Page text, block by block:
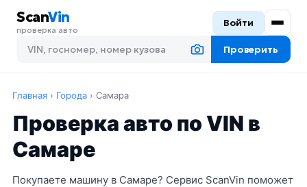
ScanVin
проверка авто
Проверить
Войти
Главная › Города › Самара
Проверка авто по VIN в
Самаре
Покупаете машину в Самаре? Сервис ScanVin поможет